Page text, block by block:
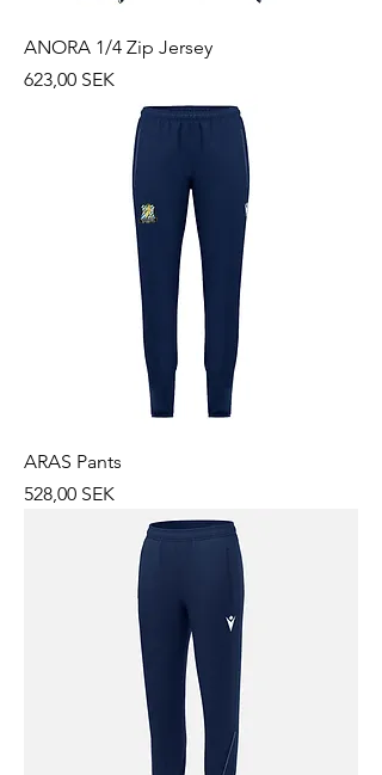
ANORA 1/4 Zip Jersey
Prix
623,00 SEK
ARAS Pants
Prix
528,00 SEK